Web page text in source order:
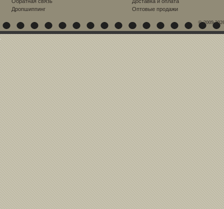
Дропшиппинг
Оптовые продажи
© 2009-